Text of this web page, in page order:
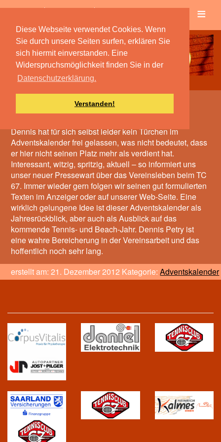
Diese Webseite verwendet Cookies. Wenn
Sie durch unsere Seiten surfen, erklären Sie
sich hiermit einverstanden. Eine
Widerspruchsmöglichkeit finden Sie in der
Datenschutzerklärung.
Verstanden!
≡
Der mit den Texten
Dennis hat für sich selbst leider kein Türchen im
Adventskalender frei gelassen, was nicht bedeutet, dass
er hier nicht seinen Platz mehr als verdient hat.
Interessant, witzig, spritzig, aktuell – so informiert uns
unser neuer Pressewart über das Vereinsleben beim TC
67. Immer wieder gern folgen wir seinen gut formulierten
Texten im Anzeiger oder auf unserer Web-Seite. Eine
wirklich gelungene Idee ist dieser Adventskalender als
Jahresrückblick, aber auch als Ausblick auf das
kommende Tennis- und Beach-Jahr. Dennis Petry ist
eine wahre Bereicherung in der Vereinsarbeit und das
hoffentlich noch sehr lang.
erstellt am: 21. Dezember 2012 Kategorie:Adventskalender